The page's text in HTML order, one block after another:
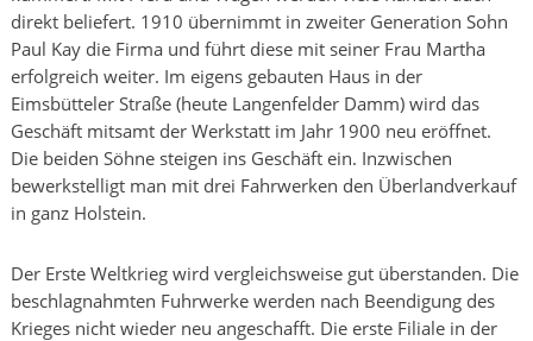
direkt beliefert. 1910 übernimmt in zweiter Generation Sohn
Paul Kay die Firma und führt diese mit seiner Frau Martha
erfolgreich weiter. Im eigens gebauten Haus in der
Eimsbütteler Straße (heute Langenfelder Damm) wird das
Geschäft mitsamt der Werkstatt im Jahr 1900 neu eröffnet.
Die beiden Söhne steigen ins Geschäft ein. Inzwischen
bewerkstelligt man mit drei Fahrwerken den Überlandverkauf
in ganz Holstein.
Der Erste Weltkrieg wird vergleichsweise gut überstanden. Die
beschlagnahmten Fuhrwerke werden nach Beendigung des
Krieges nicht wieder neu angeschafft. Die erste Filiale in der